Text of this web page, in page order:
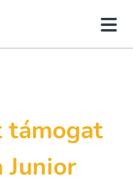
támogat
Junior